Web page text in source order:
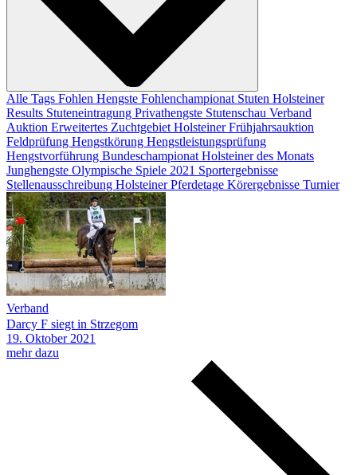
Alle Tags Fohlen Hengste Fohlenchampionat Stuten Holsteiner
Results Stuteneintragung Privathengste Stutenschau Verband
Auktion Erweitertes Zuchtgebiet Holsteiner Frühjahrsauktion
Feldprüfung Hengstkörung Hengstleistungsprüfung
Hengstvorführung Bundeschampionat Holsteiner des Monats
Junghengste Olympische Spiele 2021 Sportergebnisse
Stellenausschreibung Holsteiner Pferdetage Körergebnisse Turnier
Verband
Darcy F siegt in Strzegom
19. Oktober 2021
mehr dazu